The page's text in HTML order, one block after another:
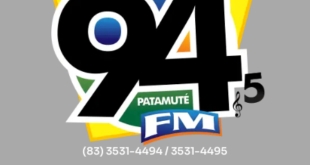
(83) 3531-4494 / 3531-4495